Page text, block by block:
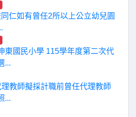
仁如有曾任2所以上公立幼兒園
東國民小學 115學年度第二次代
...
教師擬採計職前曾任代理教師
...